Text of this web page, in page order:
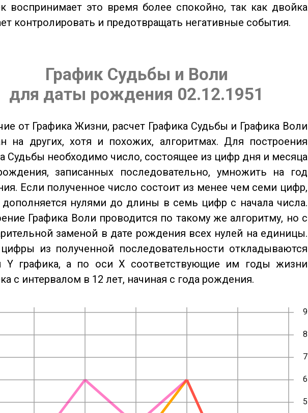
воспринимает это время более спокойно, так как двойка
контролировать и предотвращать негативные события.
График Судьбы и Воли
для даты рождения 02.12.1951
от Графика Жизни, расчет Графика Судьбы и Графика Воли
на других, хотя и похожих, алгоритмах. Для построения
Судьбы необходимо число, состоящее из цифр дня и месяца
записанных последовательно, умножить на год
Если полученное число состоит из менее чем семи цифр,
нулями до длины в семь цифр с начала числа.
Графика Воли проводится по такому же алгоритму, но с
заменой в дате рождения всех нулей на единицы.
из полученной последовательности откладываются
Y графика, а по оси X соответствующие им годы жизни
с интервалом в 12 лет, начиная с года рождения.